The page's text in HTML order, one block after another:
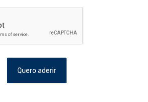
Quero aderir